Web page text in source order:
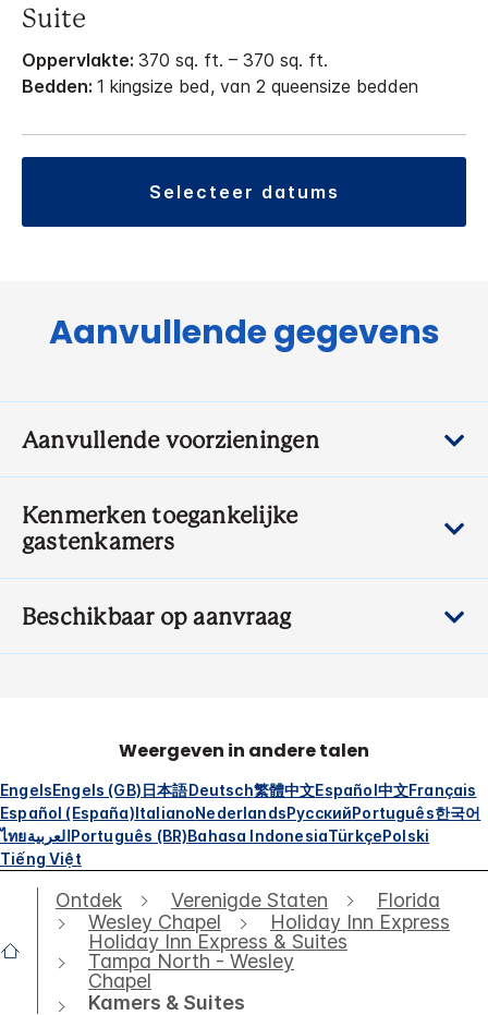
Suite
Oppervlakte: 370 sq. ft. – 370 sq. ft.
Bedden: 1 kingsize bed, van 2 queensize bedden
selecteer datums
Aanvullende gegevens
Aanvullende voorzieningen
Kenmerken toegankelijke
gastenkamers
Beschikbaar op aanvraag
Weergeven in andere talen
EngelsEngels (GB) 日本語Deutsch繁體中文Español 中文Français
Español (España) ItalianoNederlandsРусскийPortuguês한국어
ไทยالعربية Português (BR)Bahasa IndonesiaTürkçePolski
Tiếng Việt
Ontdek Verenigde Staten
Florida
Wesley Chapel
Holiday Inn Express
Holiday Inn Express & Suites
Tampa North - Wesley
Chapel
Kamers & Suites